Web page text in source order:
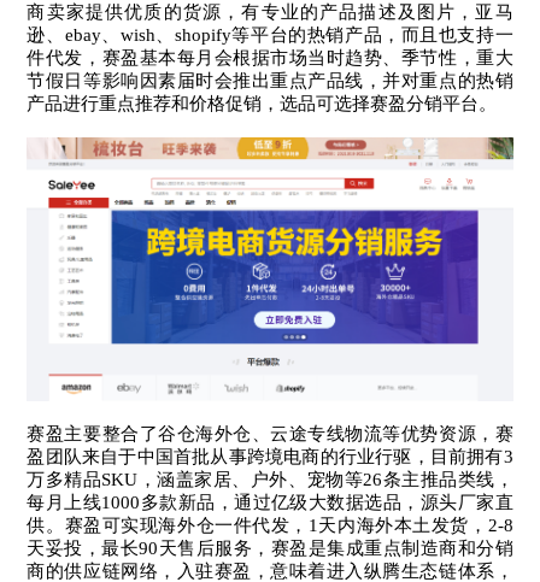
商卖家提供优质的货源，有专业的产品描述及图片，亚马
逊、ebay、wish、shopify等平台的热销产品，而且也支持一
件代发，赛盈基本每月会根据市场当时趋势、季节性，重大
节假日等影响因素届时会推出重点产品线，并对重点的热销
产品进行重点推荐和价格促销，选品可选择赛盈分销平台。
赛盈主要整合了谷仓海外仓、云途专线物流等优势资源，赛
盈团队来自于中国首批从事跨境电商的行业行驱，目前拥有3
万多精品SKU，涵盖家居、户外、宠物等26条主推品类线，
每月上线1000多款新品，通过亿级大数据选品，源头厂家直
供。赛盈可实现海外仓一件代发，1天内海外本土发货，2-8
天妥投，最长90天售后服务，赛盈是集成重点制造商和分销
商的供应链网络，入驻赛盈，意味着进入纵腾生态链体系，